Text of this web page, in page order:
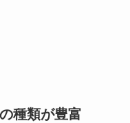
種類が豊富